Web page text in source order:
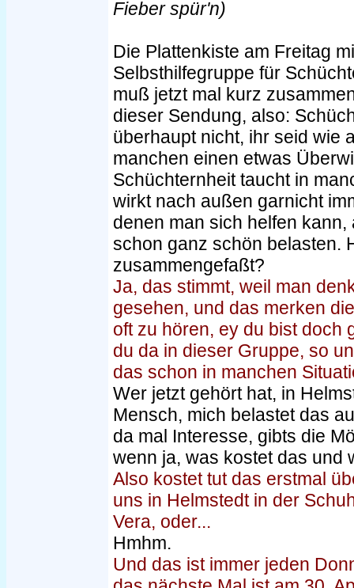
Fieber spür'n)
Die Plattenkiste am Freitag
Selbsthilfegruppe für
muß jetzt mal kurz
dieser Sendung, also:
überhaupt nicht, ihr seid wie
manchen einen etwas
Schüchternheit taucht in
wirkt nach außen garnicht
denen man sich helfen
schon ganz schön belasten.
zusammengefaßt?
Ja, das stimmt, weil man
gesehen, und das merken
oft zu hören, ey du bist doch
du da in dieser Gruppe, so
das schon in manchen
Wer jetzt gehört hat, in
Mensch, mich belastet das
da mal Interesse, gibts die
wenn ja, was kostet das und
Also kostet tut das erstmal
uns in Helmstedt in der
Vera, oder...
Hmhm.
Und das ist immer jeden